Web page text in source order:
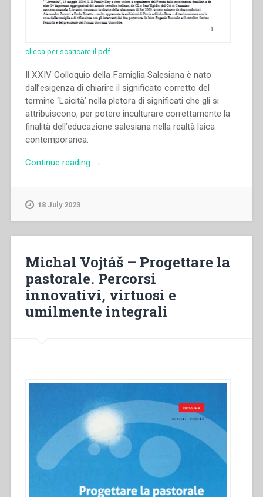
clicca per scaricare il pdf
Il XXIV Colloquio della Famiglia Salesiana è nato
dall’esigenza di chiarire il significato corretto del
termine ‘Laicità’ nella pletora di significati che gli si
attribuiscono, per potere inculturare correttamente la
finalità dell’educazione salesiana nella realtà laica
contemporanea.
Continue reading “Carla
italiano:
“Family
Day”
del
→
18 July 2023
Michal Vojtáš – Progettare la
pastorale. Percorsi
innovativi, virtuosi e
umilmente integrali